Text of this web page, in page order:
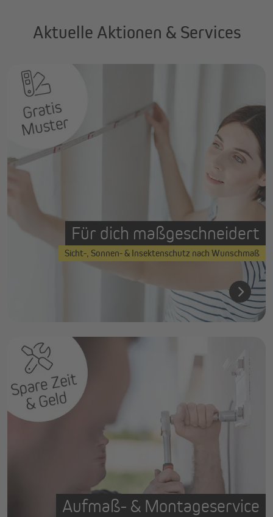
Aktuelle Aktionen & Services
Für dich maßgeschneidert
Sicht-, Sonnen- & Insektenschutz nach Wunschmaß
Aufmaß- & Montageservice